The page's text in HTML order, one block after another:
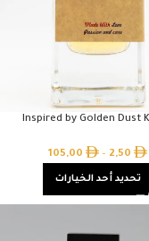
Inspired by Golden Dust
2,50
–
105,00
تحديد أحد الخيارات